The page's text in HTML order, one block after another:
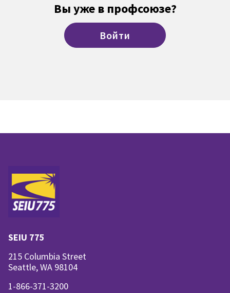
Вы уже в профсоюзе?
Войти
SEIU 775
215 Columbia Street
Seattle, WA 98104
1-866-371-3200